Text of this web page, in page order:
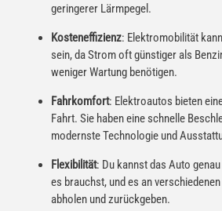
geringerer Lärmpegel.
Kosteneffizienz: Elektromobilität
sein, da Strom oft günstiger als
weniger Wartung benötigen.
Fahrkomfort: Elektroautos bieten
Fahrt. Sie haben eine schnelle
modernste Technologie und
Flexibilität: Du kannst das Auto
es brauchst, und es an
abholen und zurückgeben.